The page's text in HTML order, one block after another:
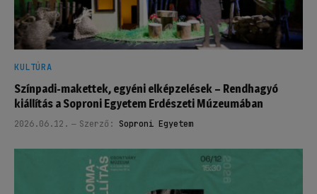
KULTÚRA
Színpadi-makettek, egyéni elképzelések – Rendhagyó
kiállítás a Soproni Egyetem Erdészeti Múzeumában
2026.06.12. Szerző: Soproni Egyetem